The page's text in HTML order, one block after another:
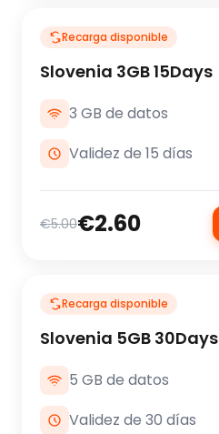
Recarga disponible
Slovenia 3GB 15Days
3 GB de datos
Validez de 15 días
€5.00€2.60
Recarga disponible
Slovenia 5GB 30Days
5 GB de datos
Validez de 30 días